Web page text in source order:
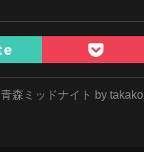
青森ミッドナイト by takako